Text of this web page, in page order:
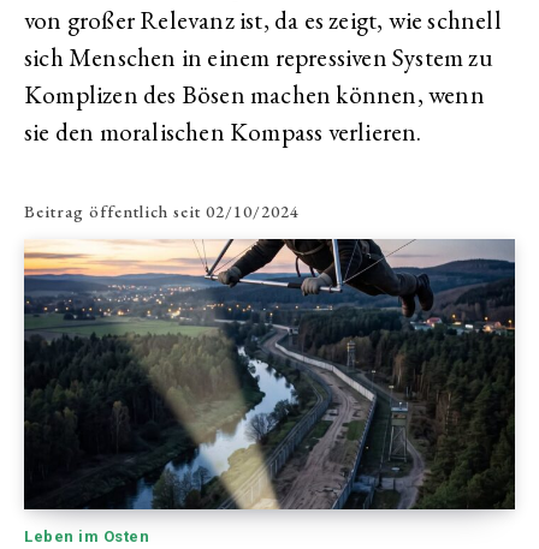
von großer Relevanz ist, da es zeigt, wie schnell
sich Menschen in einem repressiven System zu
Komplizen des Bösen machen können, wenn
sie den moralischen Kompass verlieren.
Beitrag öffentlich seit 02/10/2024
Leben im Osten